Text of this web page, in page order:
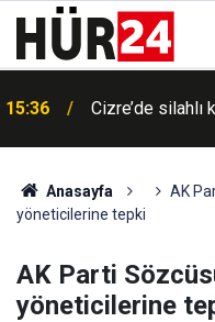
15:36 Cizre’de silahlı
Anasayfa
AK
yöneticilerine tepki
AK Parti
yöneticilerine